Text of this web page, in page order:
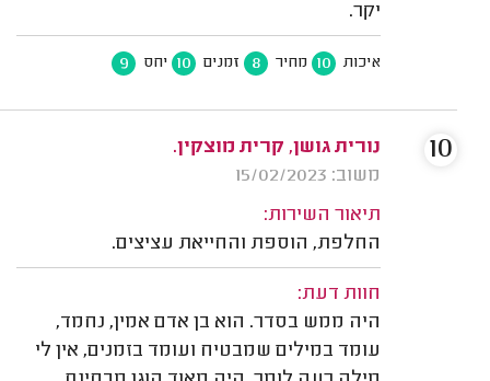
יקר.
איכות 10 מחיר 8 זמנים 10 יחס 9
נורית גושן, קרית מוצקין.
משוב: 15/02/2023
תיאור השירות:
החלפת, הוספת והחייאת עציצים.
חוות דעת:
היה ממש בסדר. הוא בן אדם אמין, נחמד,
עומד במילים שמבטיח ועומד בזמנים, אין לי
10